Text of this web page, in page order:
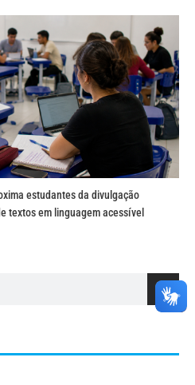
estudantes da divulgação
textos em linguagem acessível